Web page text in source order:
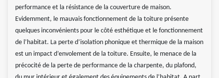
performance et la résistance de la couverture de maison.
Evidemment, le mauvais fonctionnement de la toiture présente
quelques inconvénients pour le côté esthétique et le fonctionnement
de l’habitat. La perte d’isolation phonique et thermique de la maison
est un impact d’envolement de la toiture. Ensuite, le menace de la
précocité de la perte de performance de la charpente, du plafond,